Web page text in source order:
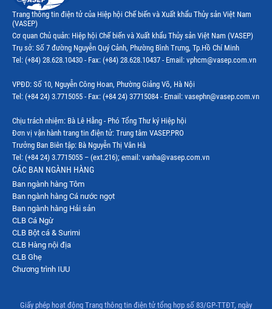
Thị trường thủy sản khác
Thị trường thủy sản thế giới
Trang thông tin điện tử của Hiệp hội Chế biến và Xuất khẩu Thủy sản Việt Nam
(VASEP)
Cơ quan Chủ quản: Hiệp hội Chế biến và Xuất khẩu Thủy sản Việt Nam (VASEP)
Trụ sở: Số 7 đường Nguyễn Quý Cảnh, Phường Bình Trưng, Tp.Hồ Chí Minh
Tel: (+84) 28.628.10430 - Fax: (+84) 28.628.10437 - Email: vphcm@vasep.com.vn
VPĐD: Số 10, Nguyễn Công Hoan, Phường Giảng Võ, Hà Nội
Tel: (+84 24) 3.7715055 - Fax: (+84 24) 37715084 - Email: vasephn@vasep.com.vn
Chịu trách nhiệm: Bà Lê Hằng - Phó Tổng Thư ký Hiệp hội
Đơn vị vận hành trang tin điện tử: Trung tâm VASEP.PRO
Trưởng Ban Biên tập: Bà Nguyễn Thị Vân Hà
Tel: (+84 24) 3.7715055 – (ext.216); email: vanha@vasep.com.vn
CÁC BAN NGÀNH HÀNG
Ban ngành hàng Tôm
Ban ngành hàng Cá nước ngọt
Ban ngành hàng Hải sản
CLB Cá Ngừ
CLB Bột cá & Surimi
CLB Hàng nội địa
CLB Ghẹ
Chương trình IUU
Giấy phép hoạt động Trang thông tin điện tử tổng hợp số 83/GP-TTĐT, ngày